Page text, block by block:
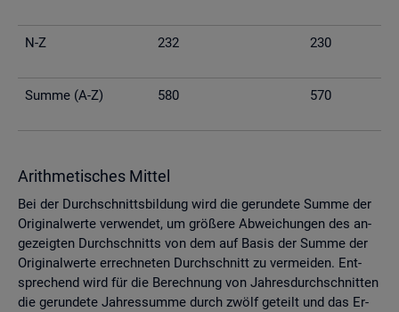
N-Z 232 230
Summe (A-Z) 580 570
Arith­me­ti­sches Mit­tel
Bei der Durch­schnitts­bil­dung wird die ge­run­de­te Summe der
Ori­gi­nal­wer­te ver­wen­det, um grö­ße­re Ab­wei­chun­gen des an­
ge­zeig­ten Durch­schnitts von dem auf Basis der Summe der
Ori­gi­nal­wer­te er­rech­ne­ten Durch­schnitt zu ver­mei­den. Ent­
spre­chend wird für die Be­rech­nung von Jah­res­durch­schnit­ten
die ge­run­de­te Jah­res­sum­me durch zwölf ge­teilt und das Er­